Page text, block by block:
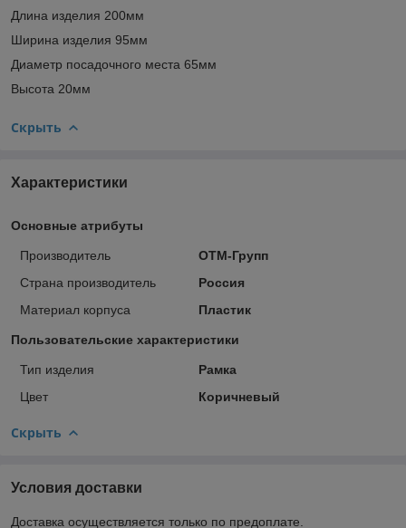
Длина изделия 200мм
Ширина изделия 95мм
Диаметр посадочного места 65мм
Высота 20мм
Скрыть
Характеристики
Основные атрибуты
Производитель
ОТМ-Групп
Страна производитель
Россия
Материал корпуса
Пластик
Пользовательские характеристики
Тип изделия
Рамка
Цвет
Коричневый
Скрыть
Условия доставки
Доставка осуществляется только по предоплате.